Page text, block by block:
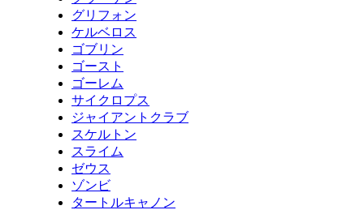
グリフォン
ケルベロス
ゴブリン
ゴースト
ゴーレム
サイクロプス
ジャイアントクラブ
スケルトン
スライム
ゼウス
ゾンビ
タートルキャノン